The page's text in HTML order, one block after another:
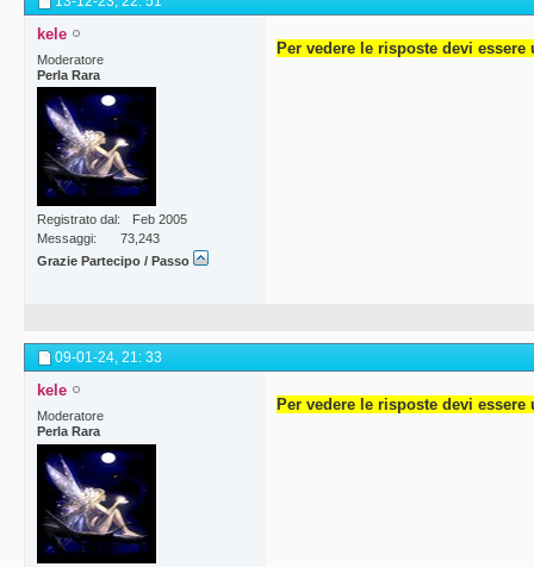
kele
Moderatore
Perla Rara
Registrato dal
Feb 2005
Messaggi
73,243
Grazie Partecipo / Passo
Per vedere le risposte devi
09-01-24, 21: 33
kele
Moderatore
Perla Rara
Per vedere le risposte devi